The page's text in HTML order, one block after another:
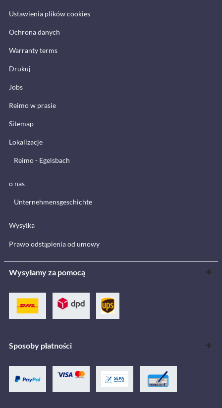
Ustawienia plików cookies
Ochrona danych
Warranty terms
Drukuj
Jobs
Reimo w prasie
Sitemap
Lokalizacje
Reimo - Egelsbach
o nas
Unternehmensgeschichte
Wysyłka
Prawo odstąpienia od umowy
Wysyłamy za pomocą
Sposoby płatności